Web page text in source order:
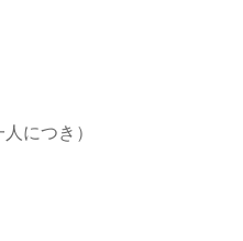
につき）